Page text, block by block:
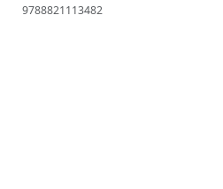
9788821113482